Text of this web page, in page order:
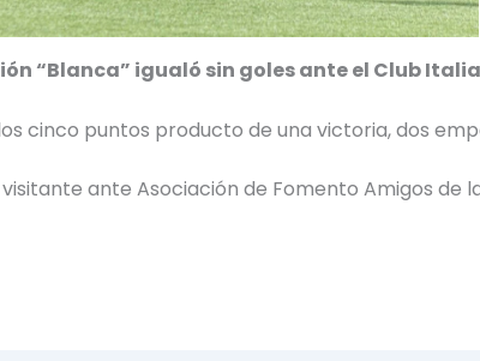
“Blanca” igualó sin goles ante el Club
cinco puntos producto de una victoria, dos
ante Asociación de Fomento Amigos de